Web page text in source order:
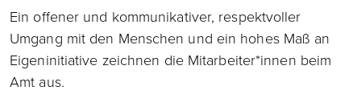
Ein offener und kommunikativer, respektvoller
Umgang mit den Menschen und ein hohes Maß an
Eigeninitiative zeichnen die Mitarbeiter*innen beim
Amt aus.